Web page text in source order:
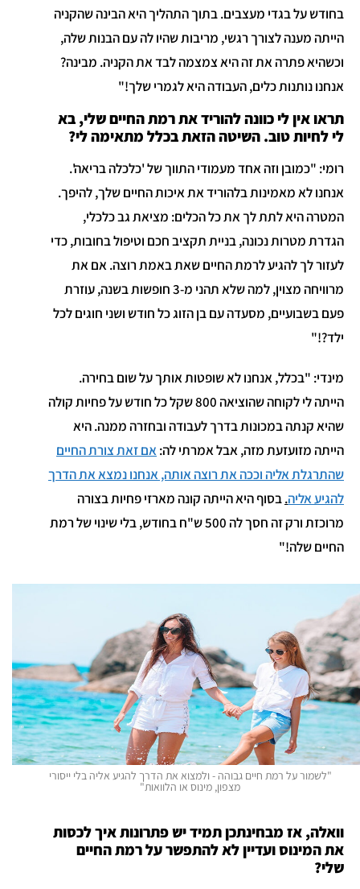
בחודש על בגדי מעצבים. בתוך התהליך היא הבינה שהקניה
הייתה מענה לצורך רגשי, מריבות שהיו לה עם הבנות שלה,
וכשהיא פתרה את זה היא צמצמה לבד את הקניה. מבינה?
אנחנו נותנות כלים, העבודה היא לגמרי שלך!"
תראו אין לי כוונה להוריד את רמת החיים שלי, בא
לי לחיות טוב. השיטה הזאת בכלל מתאימה לי?
רומי: "כמובן וזה אחד מעמודי התווך של 'כלכלה בריאה'.
אנחנו לא מאמינות בלהוריד את איכות החיים שלך, להיפך.
המטרה היא לתת לך את כל הכלים: מציאת גב כלכלי,
הגדרת מטרות נכונה, בניית תקציב חכם וטיפול בחובות, כדי
לעזור לך להגיע לרמת החיים שאת באמת רוצה. אם את
מרוויחה מצוין, למה שלא תהני מ-3 חופשות בשנה, עוזרת
פעם בשבועיים, מסעדה עם בן הזוג כל חודש ושני חוגים לכל
ילד?!"
מינדי: "בכלל, אנחנו לא שופטות אותך על שום בחירה.
הייתה לי לקוחה שהוציאה 800 שקל כל חודש על פחיות קולה
שהיא קנתה במכונות בדרך לעבודה ובחזרה ממנה. היא
הייתה מזועזעת מזה, אבל אמרתי לה:אם זאת צורת החיים
שהתרגלת אליה וככה את רוצה אותה, אנחנו נמצא את הדרך
להגיע אליה.בסוף היא הייתה קונה מארזי פחיות בצורה
מרוכזת ורק זה חסך לה 500 ש"ח בחודש, בלי שינוי של רמת
החיים שלה!"
"לשמור על רמת חיים גבוהה - ולמצוא את הדרך להגיע אליה בלי ייסורי
מצפון, מינוס או הלוואות"
וואלה, אז מבחינתכן תמיד יש פתרונות איך לכסות
את המינוס ועדיין לא להתפשר על רמת החיים
שלי?